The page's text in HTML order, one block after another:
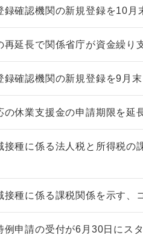
録確認機関の新規登録を10月
再延長で関係省庁が資金繰り
録確認機関の新規登録を9月
の休業支援金の申請期限を延
接種に係る法人税と所得税の
接種に係る課税関係を示す、
例申請の受付が6月30日にス
非上場株式の評
例（令和8年版）
税込4,950円